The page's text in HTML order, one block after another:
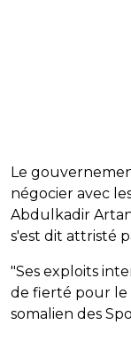
Le
négocier avec
Abdulkadir
s'est dit attristé
"Ses exploits
de fierté pour le
somalien des